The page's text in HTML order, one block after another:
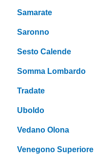
Samarate
Saronno
Sesto Calende
Somma Lombardo
Tradate
Uboldo
Vedano Olona
Venegono Superiore